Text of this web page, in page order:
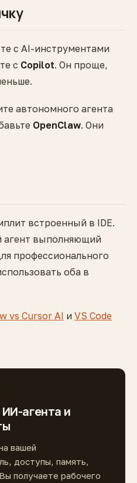
с AI-инструментами
с Copilot. Он проще,
автономного агента
OpenClaw. Они
встроенный в IDE.
агент выполняющий
профессионального
оба в
vs Cursor AI и VS Code
агента и
вашей
доступы, память,
получаете рабочего